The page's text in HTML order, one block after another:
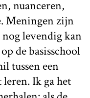
nuanceren,
Meningen zijn
levendig kan
de basisschool
tussen een
leren. Ik ga het